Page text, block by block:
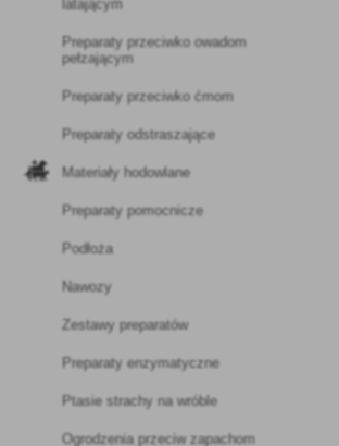
latającym
Preparaty przeciwko owadom
pełzającym
Preparaty przeciwko ćmom
Preparaty odstraszające
Materiały hodowlane
Preparaty pomocnicze
Podłoża
Nawozy
Zestawy preparatów
Preparaty enzymatyczne
Ptasie strachy na wróble
Ogrodzenia przeciw zapachom